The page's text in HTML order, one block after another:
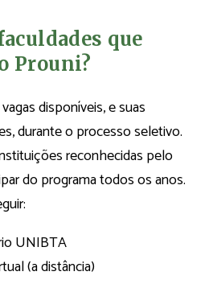
que
Prouni?
disponíveis, e suas
durante o processo seletivo.
reconhecidas pelo
do programa todos os anos.
UNIBTA
(a distância)